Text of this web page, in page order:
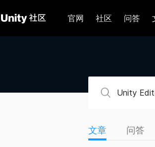
官网 社区 问答
文章 问答